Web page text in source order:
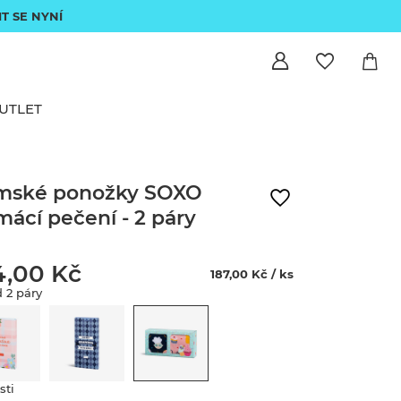
SE NYNÍ
ponožky SOXO
pečení - 2 páry
Kč
187,00 Kč / ks
2 páry